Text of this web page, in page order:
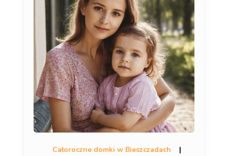
Całoroczne domki w Bieszczadach
|